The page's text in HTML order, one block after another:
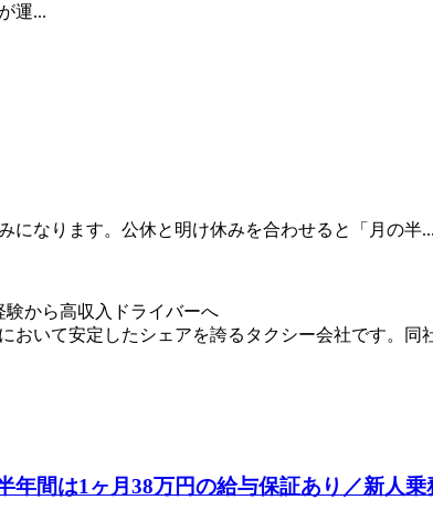
運...
なります。公休と明け休みを合わせると「月の半...
験から高収入ドライバーへ
おいて安定したシェアを誇るタクシー会社です。
間は1ヶ月38万円の給与保証あり／新人